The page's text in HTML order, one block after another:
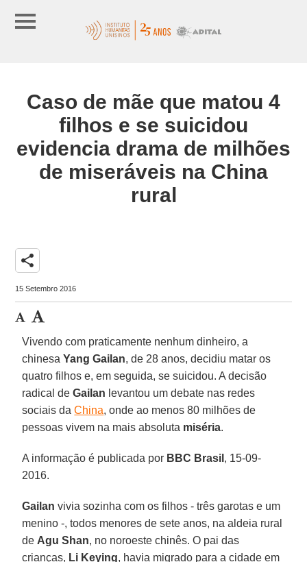
Caso de mãe que matou 4
filhos e se suicidou
evidencia drama de milhões
de miseráveis na China
rural
share
15 Setembro 2016
Vivendo com praticamente nenhum dinheiro, a
chinesaYang Gailan, de 28 anos, decidiu matar os
quatro filhos e, em seguida, se suicidou. A decisão
radical deGailan levantou um debate nas redes
sociais daChina, onde ao menos 80 milhões de
pessoas vivem na mais absoluta miséria.
A informação é publicada por BBC Brasil , 15-09-
2016.
Gailan vivia sozinha com os filhos - três garotas e um
menino -, todos menores de sete anos, na aldeia rural
de Agu Shan, no noroeste chinês. O pai das
crianças, Li Keying, havia migrado para a cidade em